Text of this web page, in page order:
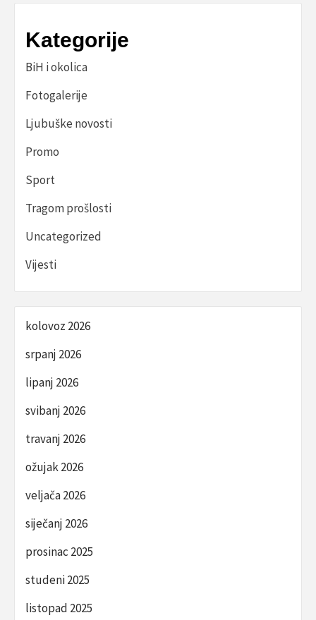
Kategorije
BiH i okolica
Fotogalerije
Ljubuške novosti
Promo
Sport
Tragom prošlosti
Uncategorized
Vijesti
kolovoz 2026
srpanj 2026
lipanj 2026
svibanj 2026
travanj 2026
ožujak 2026
veljača 2026
siječanj 2026
prosinac 2025
studeni 2025
listopad 2025